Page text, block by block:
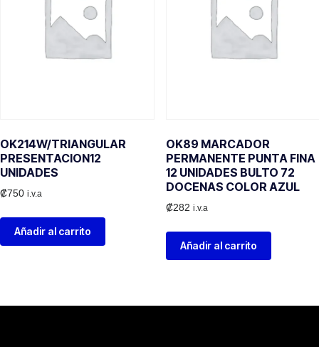
OK214W/TRIANGULAR
PRESENTACION12
UNIDADES
₡750 i.v.a
Añadir al carrito
OK89 MARCADOR
PERMANENTE PUNTA FINA
12 UNIDADES BULTO 72
DOCENAS COLOR AZUL
₡282 i.v.a
Añadir al carrito